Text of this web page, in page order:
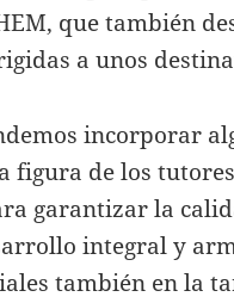
que también
a unos
incorporar
figura de los
garantizar la
integral y
también en la